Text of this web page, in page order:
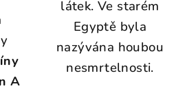
A
látek. Ve starém
Egyptě byla
nazývána houbou
nesmrtelnosti.